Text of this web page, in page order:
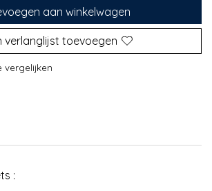
aan winkelwagen
verlanglijst toevoegen
vergelijken
: